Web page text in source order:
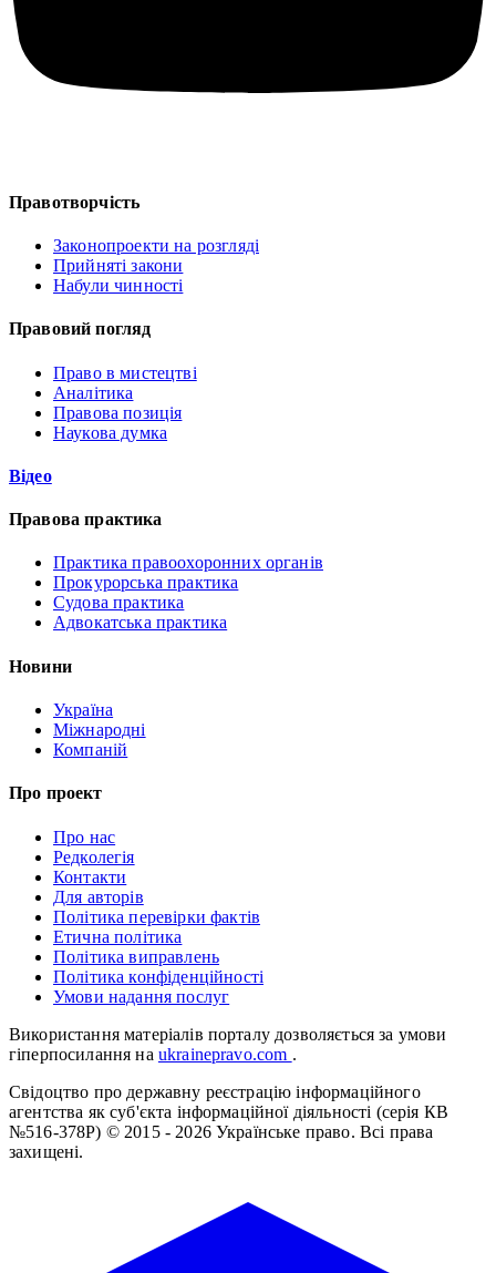
Правотворчість
Законопроекти на розгляді
Прийняті закони
Набули чинності
Правовий погляд
Право в мистецтві
Аналітика
Правова позиція
Наукова думка
Відео
Правова практика
Практика правоохоронних органів
Прокурорська практика
Судова практика
Адвокатська практика
Новини
Україна
Міжнародні
Компаній
Про проект
Про нас
Редколегія
Контакти
Для авторів
Політика перевірки фактів
Етична політика
Політика виправлень
Політика конфіденційності
Умови надання послуг
Використання матеріалів порталу дозволяється за умови
гіперпосилання на ukrainepravo.com .
Свідоцтво про державну реєстрацію інформаційного
агентства як суб'єкта інформаційної діяльності (серія КВ
№516-378Р) © 2015 - 2026 Українське право. Всі права
захищені.